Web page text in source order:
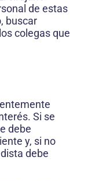
de estas
buscar
colegas que
Si se
debe
y, si no
debe